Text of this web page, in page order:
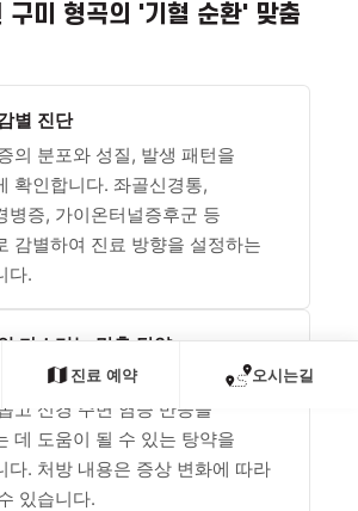
진료 예약 오시는길
구미 형곡의 '기혈 순환' 맞춤
별 진단
의 분포와 성질, 발생 패턴을
확인합니다. 좌골신경통,
병증, 가이온터널증후군 등
감별하여 진료 방향을 설정하는
다.
다스리는 맞춤 탕약
질과 기혈 상태를 고려하여 경락
고 신경 주변 염증 반응을
데 도움이 될 수 있는 탕약을
다. 처방 내용은 증상 변화에 따라
있습니다.